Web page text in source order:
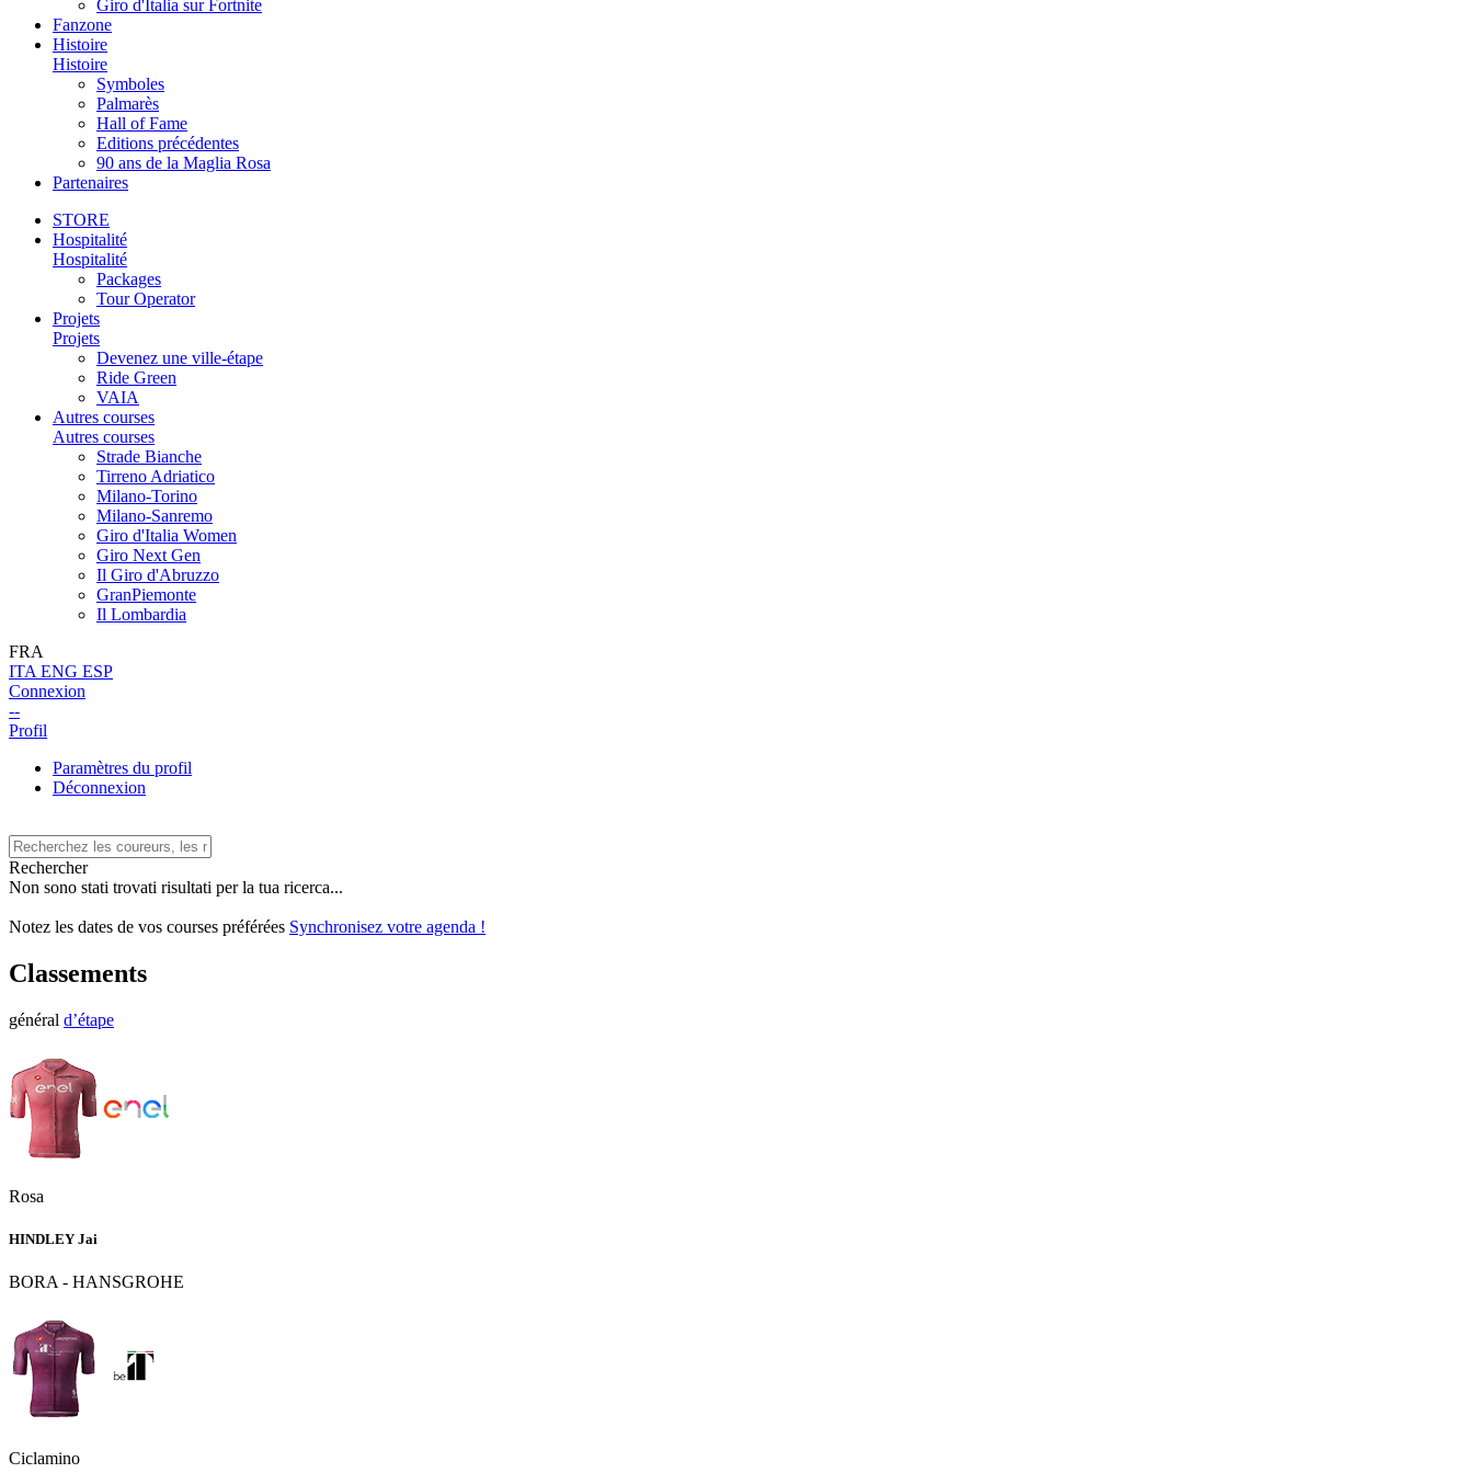
Giro d'Italia sur Fortnite
Fanzone
Histoire
Histoire
Symboles
Palmarès
Hall of Fame
Editions précédentes
90 ans de la Maglia Rosa
Partenaires
STORE
Hospitalité
Hospitalité
Packages
Tour Operator
Projets
Projets
Devenez une ville-étape
Ride Green
VAIA
Autres courses
Autres courses
Strade Bianche
Tirreno Adriatico
Milano-Torino
Milano-Sanremo
Giro d'Italia Women
Giro Next Gen
Il Giro d'Abruzzo
GranPiemonte
Il Lombardia
FRA
ITA ENG ESP
Connexion
--
Profil
Paramètres du profil
Déconnexion
Rechercher
Non sono stati trovati risultati per la tua ricerca...
Notez les dates de vos courses préférées Synchronisez votre agenda !
Classements
général d’étape
Rosa
HINDLEY Jai
BORA - HANSGROHE
Ciclamino